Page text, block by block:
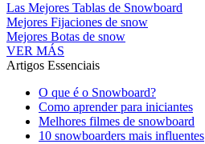
Las Mejores Tablas de Snowboard
Mejores Fijaciones de snow
Mejores Botas de snow
VER MÁS
Artigos Essenciais
O que é o Snowboard?
Como aprender para iniciantes
Melhores filmes de snowboard
10 snowboarders mais influentes